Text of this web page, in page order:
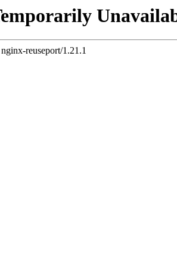
nginx-reuseport/1.21.1